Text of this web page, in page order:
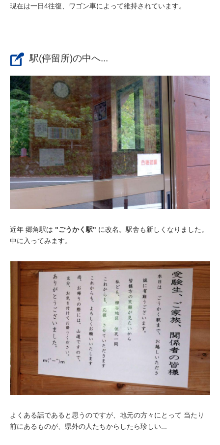
現在は一日4往復、ワゴン車によって維持されています。
駅(停留所)の中へ...
近年 郷角駅は "ごうかく駅" に改名。駅舎も新しくなりました。
中に入ってみます。
よくある話であると思うのですが、地元の方々にとって 当たり
前にあるものが、県外の人たちからしたら珍しい...